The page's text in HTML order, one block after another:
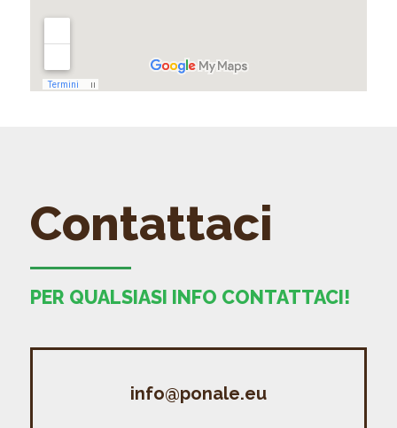
Contattaci
PER QUALSIASI INFO CONTATTACI!
info@ponale.eu